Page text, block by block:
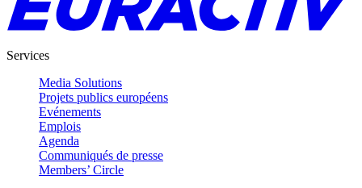
Services
Media Solutions
Projets publics européens
Evénements
Emplois
Agenda
Communiqués de presse
Members’ Circle